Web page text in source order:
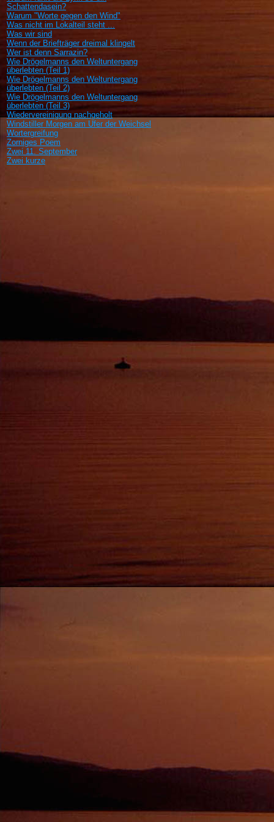
Schattendasein?
Warum "Worte gegen den Wind"
Was nicht im Lokalteil steht ...
Was wir sind
Wenn der Briefträger dreimal klingelt
Wer ist denn Sarrazin?
Wie Drögelmanns den Weltuntergang
überlebten (Teil 1)
Wie Drögelmanns den Weltuntergang
überlebten (Teil 2)
Wie Drögelmanns den Weltuntergang
überlebten (Teil 3)
Wiedervereinigung nachgeholt
Windstiller Morgen am Ufer der Weichsel
Wortergreifung
Zorniges Poem
Zwei 11. September
Zwei kurze